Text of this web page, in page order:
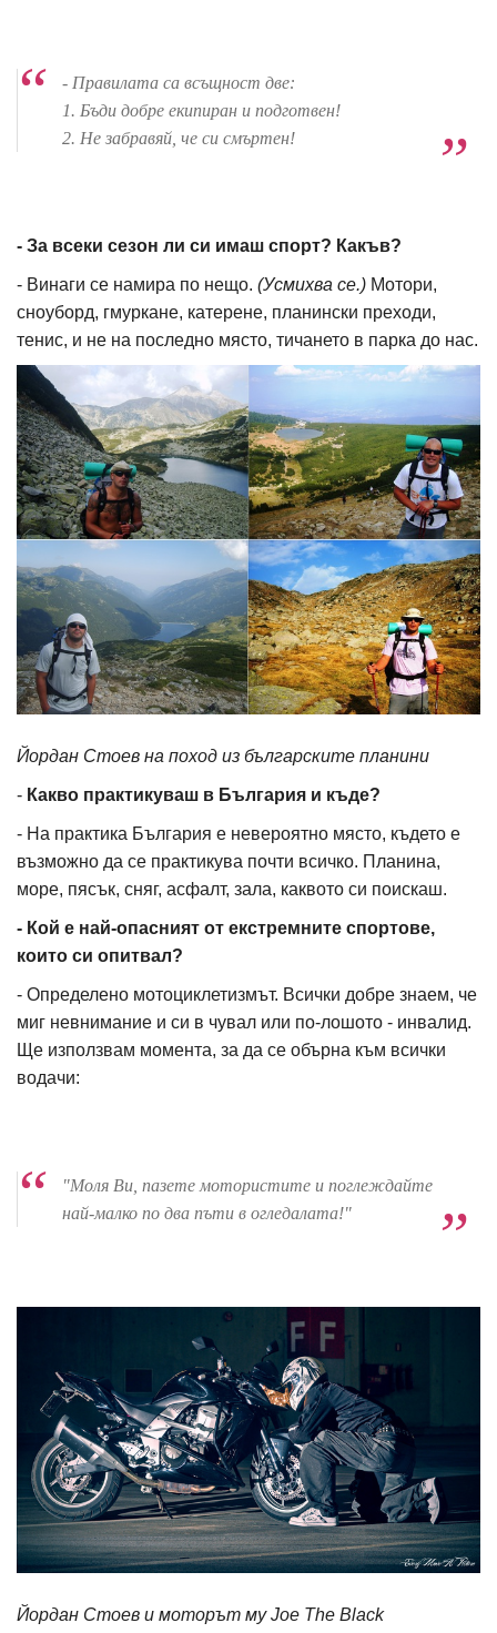
- Правилата са всъщност две:
1. Бъди добре екипиран и подготвен!
2. Не забравяй, че си смъртен!
- За всеки сезон ли си имаш спорт? Какъв?
- Винаги се намира по нещо. (Усмихва се.) Мотори,
сноуборд, гмуркане, катерене, планински преходи,
тенис, и не на последно място, тичането в парка до нас.
Йордан Стоев на поход из българските планини
- Какво практикуваш в България и къде?
- На практика България е невероятно място, където е
възможно да се практикува почти всичко. Планина,
море, пясък, сняг, асфалт, зала, каквото си поискаш.
- Кой е най-опасният от екстремните спортове,
които си опитвал?
- Определено мотоциклетизмът. Всички добре знаем, че
миг невнимание и си в чувал или по-лошото - инвалид.
Ще използвам момента, за да се обърна към всички
водачи:
"Моля Ви, пазете мотористите и поглеждайте
най-малко по два пъти в огледалата!"
Йордан Стоев и моторът му Joe The Black